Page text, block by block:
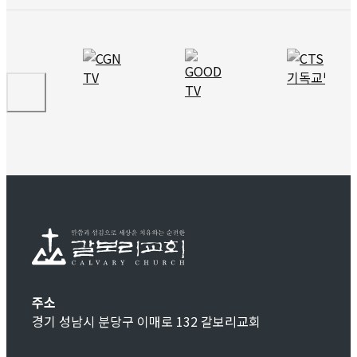
주소
경기 성남시 분당구 이매로 132 갈보리교회